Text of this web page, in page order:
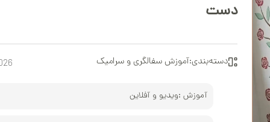
استوک
آموزش
دست
دسته‌بندی:آموزش سفالگری و سرامیک
آموزش :ویدیو و آفلاین